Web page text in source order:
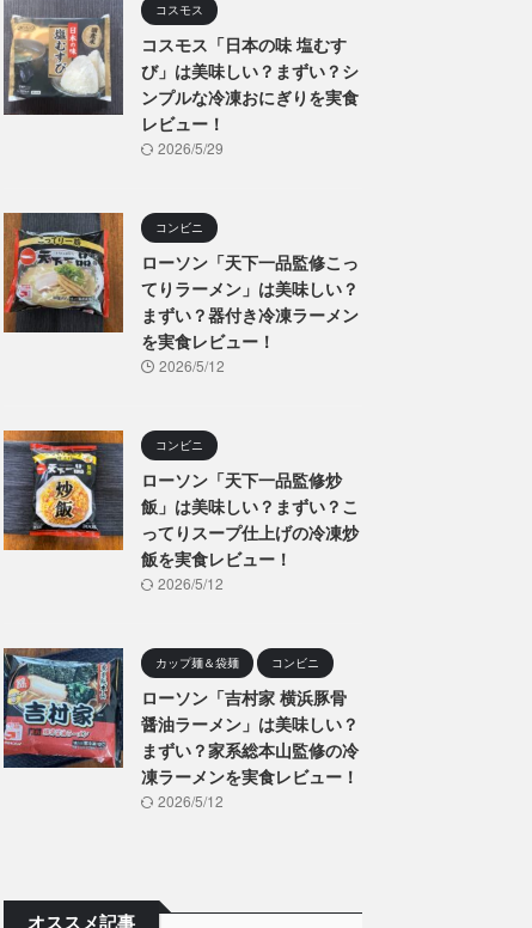
コスモス
コスモス「日本の味 塩むす
び」は美味しい？まずい？シ
ンプルな冷凍おにぎりを実食
レビュー！
2026/5/29
コンビニ
ローソン「天下一品監修こっ
てりラーメン」は美味しい？
まずい？器付き冷凍ラーメン
を実食レビュー！
2026/5/12
コンビニ
ローソン「天下一品監修炒
飯」は美味しい？まずい？こ
ってりスープ仕上げの冷凍炒
飯を実食レビュー！
2026/5/12
カップ麺＆袋麺 コンビニ
ローソン「吉村家 横浜豚骨
醤油ラーメン」は美味しい？
まずい？家系総本山監修の冷
凍ラーメンを実食レビュー！
2026/5/12
オススメ記事